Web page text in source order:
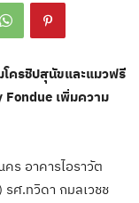
ครชิปสุนัขและแมวฟรี
Fondue เพิ่มความ
ร อาคารไอราวัต
ศ.ทวิดา กมลเวชช